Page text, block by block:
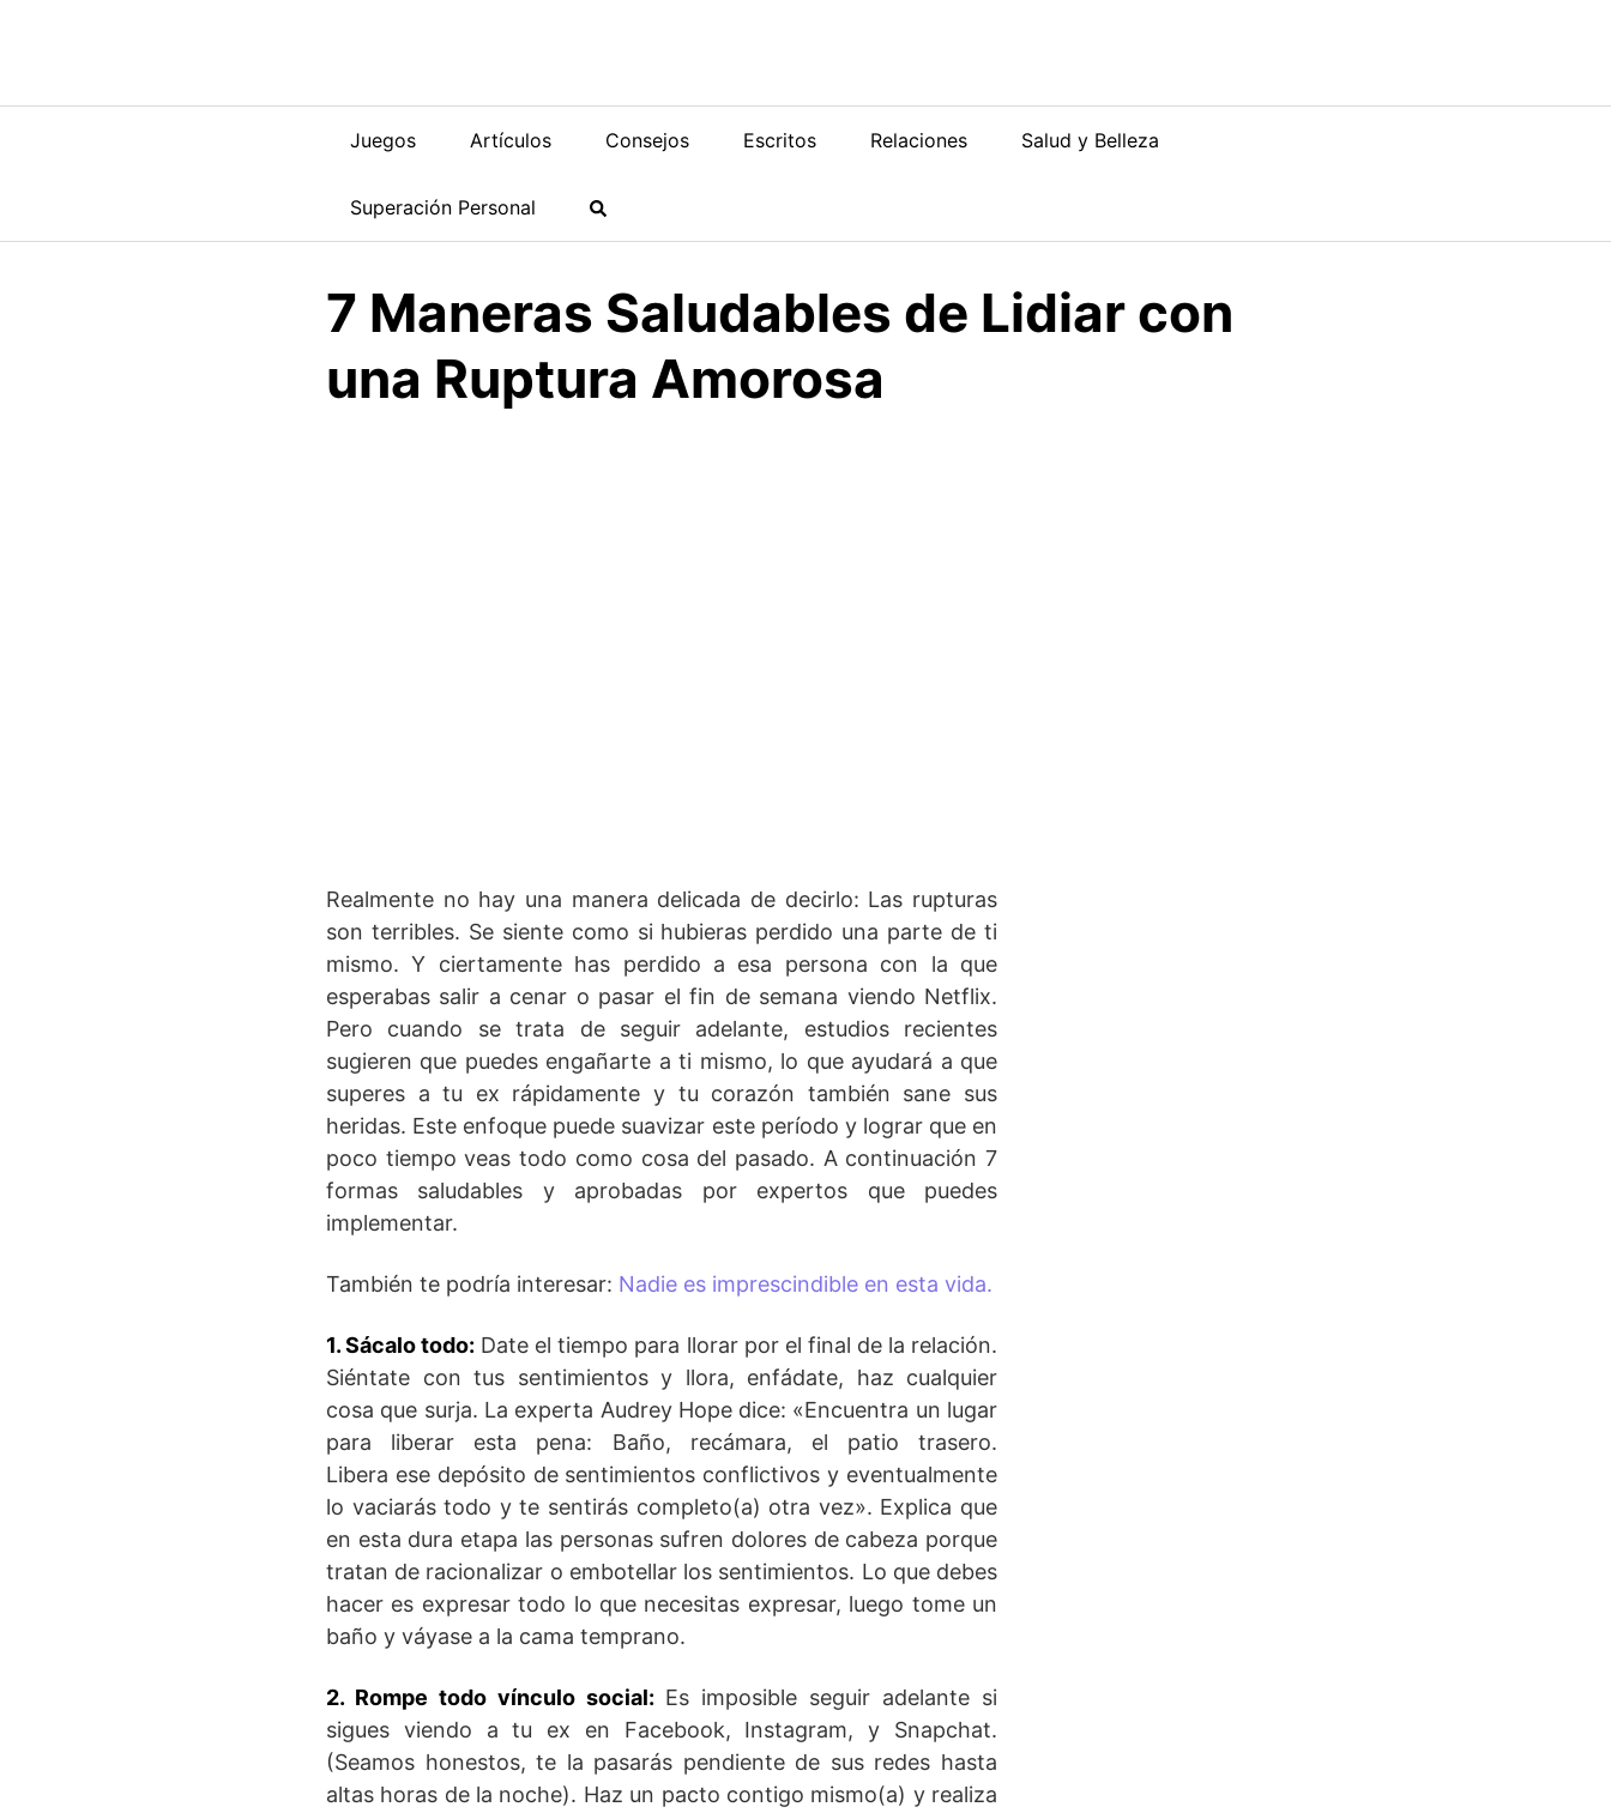
Juegos Artículos Consejos Escritos Relaciones Salud y Belleza
Superación Personal
7 Maneras Saludables de Lidiar con
una Ruptura Amorosa
Realmente no hay una manera delicada de decirlo: Las rupturas
son terribles. Se siente como si hubieras perdido una parte de ti
mismo. Y ciertamente has perdido a esa persona con la que
esperabas salir a cenar o pasar el fin de semana viendo Netflix.
Pero cuando se trata de seguir adelante, estudios recientes
sugieren que puedes engañarte a ti mismo, lo que ayudará a que
superes a tu ex rápidamente y tu corazón también sane sus
heridas. Este enfoque puede suavizar este período y lograr que en
poco tiempo veas todo como cosa del pasado. A continuación 7
formas saludables y aprobadas por expertos que puedes
implementar.
También te podría interesar: Nadie es imprescindible en esta vida.
1. Sácalo todo: Date el tiempo para llorar por el final de la relación.
Siéntate con tus sentimientos y llora, enfádate, haz cualquier
cosa que surja. La experta Audrey Hope dice: «Encuentra un lugar
para liberar esta pena: Baño, recámara, el patio trasero.
Libera ese depósito de sentimientos conflictivos y eventualmente
lo vaciarás todo y te sentirás completo(a) otra vez». Explica que
en esta dura etapa las personas sufren dolores de cabeza porque
tratan de racionalizar o embotellar los sentimientos. Lo que debes
hacer es expresar todo lo que necesitas expresar, luego tome un
baño y váyase a la cama temprano.
2. Rompe todo vínculo social: Es imposible seguir adelante si
sigues viendo a tu ex en Facebook, Instagram, y Snapchat.
(Seamos honestos, te la pasarás pendiente de sus redes hasta
altas horas de la noche). Haz un pacto contigo mismo(a) y realiza